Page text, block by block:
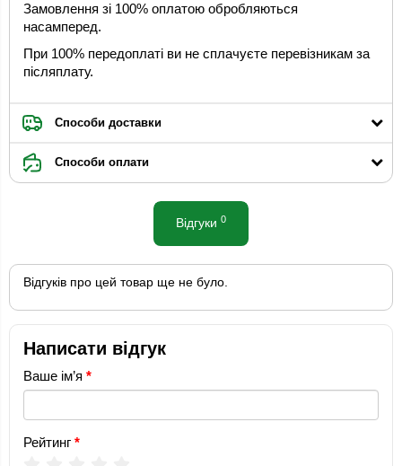
Замовлення зі 100% оплатою обробляються
насамперед.
При 100% передоплаті ви не сплачуєте перевізникам за
післяплату.
Способи доставки
Способи оплати
Відгуки 0
Відгуків про цей товар ще не було.
Написати відгук
Ваше ім’я
Рейтинг